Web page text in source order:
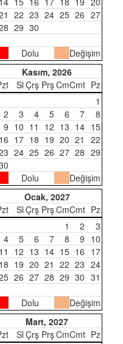
22 23 24 25 26 27
29 30
Dolu
Değişim
Kasım, 2026
Sl Çrş PrşCmCmt Pz
1
2
3 4 5 6 7
8
9 10 11 12 13 14 15
16 17 18 19 20 21
22
24 25 26 27 28 29
Dolu
Değişim
Ocak, 2027
Sl Çrş PrşCmCmt Pz
1
2
3
4
5 6 7 8 9 10
11
12 13 14 15 16 17
18 19 20 21 22 23 24
26 27 28 29 30 31
Dolu
Değişim
Mart, 2027
Sl Çrş PrşCmCmt Pz